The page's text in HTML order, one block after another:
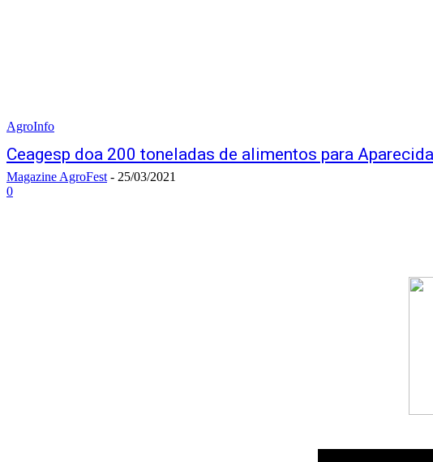
AgroInfo
Ceagesp doa 200 toneladas de alimentos para
Magazine AgroFest - 25/03/2021
0